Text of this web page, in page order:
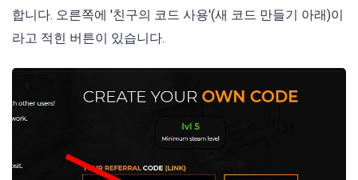
합니다. 오른쪽에 '친구의 코드 사용'(새 코드 만들기 아래)이
라고 적힌 버튼이 있습니다.